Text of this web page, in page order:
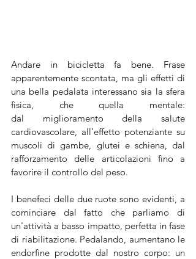
Andare in bicicletta fa bene. Frase
apparentemente scontata, ma gli effetti di
una bella pedalata interessano sia la sfera
fisica, che quella mentale:
dal miglioramento della salute
cardiovascolare, all’effetto potenziante su
muscoli di gambe, glutei e schiena, dal
rafforzamento delle articolazioni fino a
favorire il controllo del peso.
I benefeci delle due ruote sono evidenti, a
cominciare dal fatto che parliamo di
un'attività a basso impatto, perfetta in fase
di riabilitazione. Pedalando, aumentano le
endorfine prodotte dal nostro corpo: un